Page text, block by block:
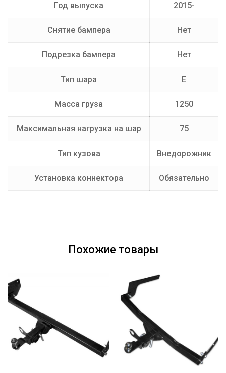
Год выпуска 2015-
Снятие бампера Нет
Подрезка бампера Нет
Тип шара E
Масса груза 1250
Максимальная нагрузка на шар 75
Тип кузова Внедорожник
Установка коннектора Обязательно
E
Похожие товары